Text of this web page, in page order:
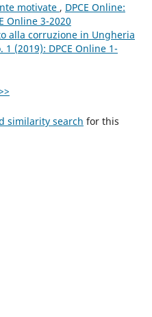
motivate , DPCE Online:
Online 3-2020
alla corruzione in Ungheria
1 (2019): DPCE Online 1-
similarity search for this